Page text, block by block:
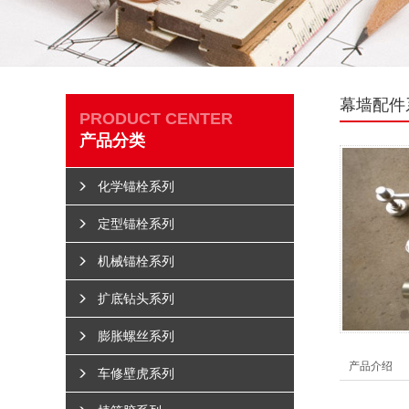
PRODUCT CENTER
产品分类
化学锚栓系列
定型锚栓系列
机械锚栓系列
扩底钻头系列
膨胀螺丝系列
车修壁虎系列
幕墙配件
产品介绍